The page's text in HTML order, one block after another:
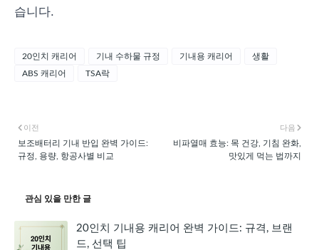
습니다.
20인치 캐리어 기내 수하물 규정 기내용 캐리어
생활
ABS 캐리어
TSA락
다음
비파열매 효능: 목 건강, 기침 완화,
맛있게 먹는 법까지
이전
보조배터리 기내 반입 완벽 가이드:
규정, 용량, 항공사별 비교
관심 있을 만한 글
20인치 기내용 캐리어 완벽 가이드: 규격, 브랜
드, 선택 팁